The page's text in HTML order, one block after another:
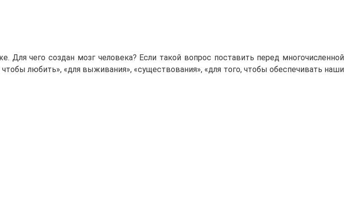
чего создан мозг человека? Если такой вопрос поставить перед многочисленной
любить», «для выживания», «существования», «для того, чтобы обеспечивать наши